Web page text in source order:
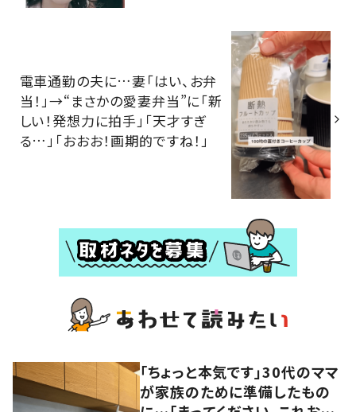
電車通勤の夫に…妻「はい、お弁
当！」→“まさかの愛妻弁当”に「新
しい！発想力に拍手」「天才すぎ
る…」「おおお！画期的ですね！」
「ちょっと本気です」30代のママ
が家族のために準備したもの